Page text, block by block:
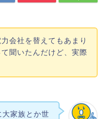
会社を替えてもあまり
聞いたんだけど、実際
家族とか世